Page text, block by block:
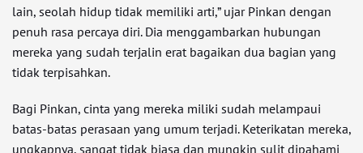
lain, seolah hidup tidak memiliki arti,” ujar Pinkan dengan
penuh rasa percaya diri. Dia menggambarkan hubungan
mereka yang sudah terjalin erat bagaikan dua bagian yang
tidak terpisahkan.
Bagi Pinkan, cinta yang mereka miliki sudah melampaui
batas-batas perasaan yang umum terjadi. Keterikatan mereka,
ungkapnya, sangat tidak biasa dan mungkin sulit dipahami